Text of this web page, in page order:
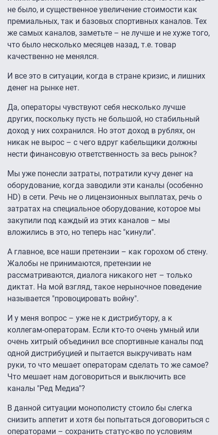
не было, и существенное увеличение стоимости как
премиальных, так и базовых спортивных каналов. Тех
же самых каналов, заметьте – не лучше и не хуже того,
что было несколько месяцев назад, т.е. товар
качественно не менялся.
И все это в ситуации, когда в стране кризис, и лишних
денег на рынке нет.
Да, операторы чувствуют себя несколько лучше
других, поскольку пусть не большой, но стабильный
доход у них сохранился. Но этот доход в рублях, он
никак не вырос – с чего вдруг кабельщики должны
нести финансовую ответственность за весь рынок?
Мы уже понесли затраты, потратили кучу денег на
оборудование, когда заводили эти каналы (особенно
HD) в сети. Речь не о лицензионных выплатах, речь о
затратах на специальное оборудование, которое мы
закупили под каждый из этих каналов – мы
вложились в это, но теперь нас "кинули".
А главное, все наши претензии – как горохом об стену.
Жалобы не принимаются, претензии не
рассматриваются, диалога никакого нет – только
диктат. На мой взгляд, такое нерыночное поведение
называется "провоцировать войну".
И у меня вопрос – уже не к дистрибутору, а к
коллегам-операторам. Если кто-то очень умный или
очень хитрый объединил все спортивные каналы под
одной дистрибуцией и пытается выкручивать нам
руки, то что мешает операторам сделать то же самое?
Что мешает нам договориться и выключить все
каналы "Ред Медиа"?
В данной ситуации монополисту стоило бы слегка
снизить аппетит и хотя бы попытаться договориться с
операторами – сохранить статус-кво по условиям